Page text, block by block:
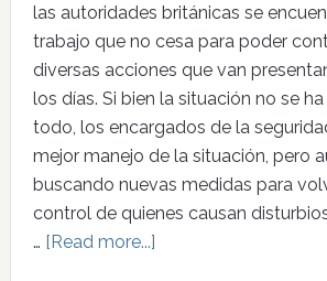
las autoridades británicas se
trabajo que no cesa para poder
diversas acciones que van
los días. Si bien la situación no se
todo, los encargados de la
mejor manejo de la situación, pero
buscando nuevas medidas para
control de quienes causan
… [Read more...]